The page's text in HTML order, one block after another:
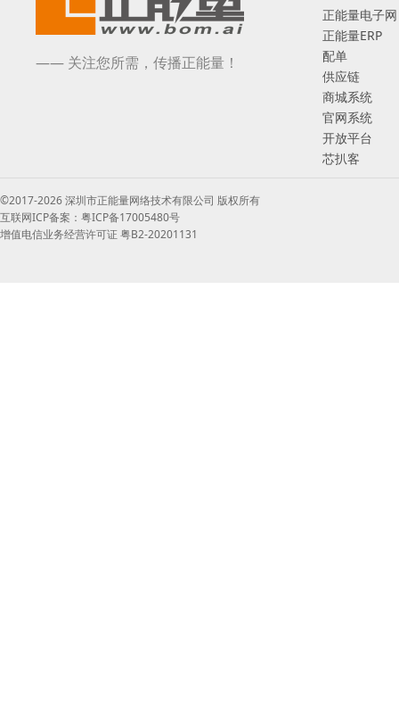
—— 关注您所需，传播正能量！
正能量电子网
正能量ERP
配单
供应链
商城系统
官网系统
开放平台
芯扒客
©2017-2026 深圳市正能量网络技术有限公司 版权所有
互联网ICP备案：粤ICP备17005480号
增值电信业务经营许可证 粤B2-20201131